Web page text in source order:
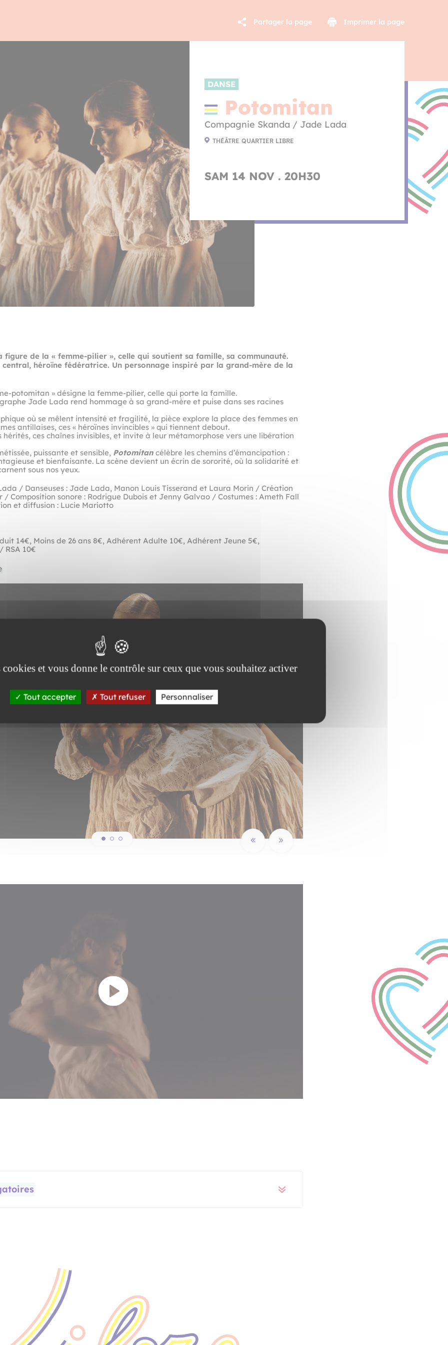
Partager la page Imprimer la page
DANSE
Potomitan
Compagnie Skanda / Jade Lada
THÉÂTRE QUARTIER LIBRE
SAM 14 NOV . 20H30
figure de la « femme‑pilier », celle qui soutient sa famille, sa communauté.
central, héroïne fédératrice. Un personnage inspiré par la grand-mère de la
potomitan » désigne la femme-pilier, celle qui porte la famille.
Jade Lada rend hommage à sa grand-mère et puise dans ses racines
où se mêlent intensité et fragilité, la pièce explore la place des femmes en
antillaises, ces « héroïnes invincibles » qui tiennent debout.
hérités, ces chaînes invisibles, et invite à leur métamorphose vers une libération
puissante et sensible, Potomitan célèbre les chemins d’émancipation :
et bienfaisante. La scène devient un écrin de sororité, où la solidarité et
sous nos yeux.
/ Danseuses : Jade Lada, Manon Louis Tisserand et Laura Morin / Création
/ Composition sonore : Rodrigue Dubois et Jenny Galvao / Costumes : Ameth Fall
et diffusion : Lucie Mariotto
14€, Moins de 26 ans 8€, Adhérent Adulte 10€, Adhérent Jeune 5€,
RSA 10€
et vous donne le contrôle sur ceux que vous souhaitez activer
Tout accepter Tout refuser Personnaliser